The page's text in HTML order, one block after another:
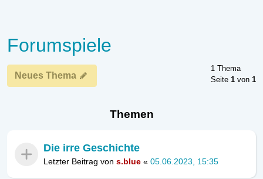
Forumspiele
Neues Thema
1 Thema
Seite 1 von 1
Themen
Die irre Geschichte
Letzter Beitrag von s.blue « 05.06.2023, 15:35